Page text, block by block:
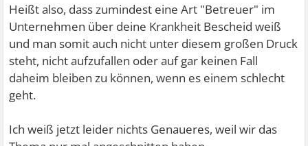
Heißt also, dass zumindest eine Art "Betreuer" im
Unternehmen über deine Krankheit Bescheid weiß
und man somit auch nicht unter diesem großen Druck
steht, nicht aufzufallen oder auf gar keinen Fall
daheim bleiben zu können, wenn es einem schlecht
geht.
Ich weiß jetzt leider nichts Genaueres, weil wir das